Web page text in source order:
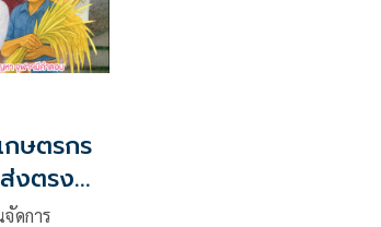
ษตรกร
งตรง
ดการ